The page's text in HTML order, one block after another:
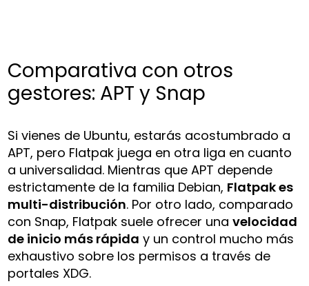
Comparativa con otros
gestores: APT y Snap
Si vienes de Ubuntu, estarás acostumbrado a
APT, pero Flatpak juega en otra liga en cuanto
a universalidad. Mientras que APT depende
estrictamente de la familia Debian, Flatpak es
multi-distribución. Por otro lado, comparado
con Snap, Flatpak suele ofrecer unavelocidad
de inicio más rápida y un control mucho más
exhaustivo sobre los permisos a través de
portales XDG.